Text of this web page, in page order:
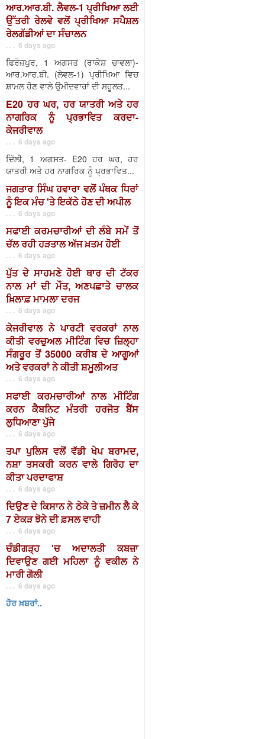
ਆਰ.ਆਰ.ਬੀ. ਲੈਵਲ-1 ਪ੍ਰੀਖਿਆ ਲਈ
ਉੱਤਰੀ ਰੇਲਵੇ ਵਲੋਂ ਪ੍ਰੀਖਿਆ ਸਪੈਸ਼ਲ
ਰੇਲਗੱਡੀਆਂ ਦਾ ਸੰਚਾਲਨ
. . . 6 days ago
ਫਿਰੋਜ਼ਪੁਰ, 1 ਅਗਸਤ (ਰਾਕੇਸ਼ ਚਾਵਲਾ)-
ਆਰ.ਆਰ.ਬੀ. (ਲੇਵਲ-1) ਪ੍ਰੀਖਿਆ ਵਿਚ
ਸ਼ਾਮਲ ਹੋਣ ਵਾਲੇ ਉਮੀਦਵਾਰਾਂ ਦੀ ਸਹੂਲਤ...
E20 ਹਰ ਘਰ, ਹਰ ਯਾਤਰੀ ਅਤੇ ਹਰ
ਨਾਗਰਿਕ ਨੂੰ ਪ੍ਰਭਾਵਿਤ ਕਰਦਾ-
ਕੇਜਰੀਵਾਲ
. . . 6 days ago
ਦਿੱਲੀ, 1 ਅਗਸਤ- E20 ਹਰ ਘਰ, ਹਰ
ਯਾਤਰੀ ਅਤੇ ਹਰ ਨਾਗਰਿਕ ਨੂੰ ਪ੍ਰਭਾਵਿਤ...
ਜਗਤਾਰ ਸਿੰਘ ਹਵਾਰਾ ਵਲੋਂ ਪੰਥਕ ਧਿਰਾਂ
ਨੂੰ ਇਕ ਮੰਚ 'ਤੇ ਇਕੱਠੇ ਹੋਣ ਦੀ ਅਪੀਲ
. . . 6 days ago
ਸਫਾਈ ਕਰਮਚਾਰੀਆਂ ਦੀ ਲੰਬੇ ਸਮੇਂ ਤੋਂ
ਚੱਲ ਰਹੀ ਹੜਤਾਲ ਅੱਜ ਖ਼ਤਮ ਹੋਈ
. . . 6 days ago
ਪੁੱਤ ਦੇ ਸਾਹਮਣੇ ਹੋਈ ਥਾਰ ਦੀ ਟੱਕਰ
ਨਾਲ ਮਾਂ ਦੀ ਮੌਤ, ਅਣਪਛਾਤੇ ਚਾਲਕ
ਖ਼ਿਲਾਫ਼ ਮਾਮਲਾ ਦਰਜ
. . . 6 days ago
ਕੇਜਰੀਵਾਲ ਨੇ ਪਾਰਟੀ ਵਰਕਰਾਂ ਨਾਲ
ਕੀਤੀ ਵਰਚੁਅਲ ਮੀਟਿੰਗ ਵਿਚ ਜ਼ਿਲ੍ਹਾ
ਸੰਗਰੂਰ ਤੋਂ 35000 ਕਰੀਬ ਦੇ ਆਗੂਆਂ
ਅਤੇ ਵਰਕਰਾਂ ਨੇ ਕੀਤੀ ਸ਼ਮੂਲੀਅਤ
. . . 6 days ago
ਸਫਾਈ ਕਰਮਚਾਰੀਆਂ ਨਾਲ ਮੀਟਿੰਗ
ਕਰਨ ਕੈਬਨਿਟ ਮੰਤਰੀ ਹਰਜੋਤ ਬੈਂਸ
ਲੁਧਿਆਣਾ ਪੁੱਜੇ
. . . 6 days ago
ਤਪਾ ਪੁਲਿਸ ਵਲੋਂ ਵੱਡੀ ਖੇਪ ਬਰਾਮਦ,
ਨਸ਼ਾ ਤਸਕਰੀ ਕਰਨ ਵਾਲੇ ਗਿਰੋਹ ਦਾ
ਕੀਤਾ ਪਰਦਾਫਾਸ਼
. . . 6 days ago
ਦਿਉਣ ਦੇ ਕਿਸਾਨ ਨੇ ਠੇਕੇ ਤੇ ਜ਼ਮੀਨ ਲੈ ਕੇ
7 ਏਕੜ ਝੋਨੇ ਦੀ ਫ਼ਸਲ ਵਾਹੀ
. . . 6 days ago
ਚੰਡੀਗੜ੍ਹ 'ਚ ਅਦਾਲਤੀ ਕਬਜ਼ਾ
ਦਿਵਾਉਣ ਗਈ ਮਹਿਲਾ ਨੂੰ ਵਕੀਲ ਨੇ
ਮਾਰੀ ਗੋਲੀ
. . . 6 days ago
ਹੋਰ ਖ਼ਬਰਾਂ..